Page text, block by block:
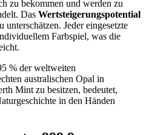
zu bekommen und werden zu
Das Wertsteigerungspotential
unterschätzen. Jeder eingesetzte
Farbspiel, was die
% der weltweiten
australischen Opal in
Mint zu besitzen, bedeutet,
in den Händen